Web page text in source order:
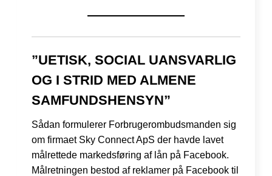
”UETISK, SOCIAL UANSVARLIG
OG I STRID MED ALMENE
SAMFUNDSHENSYN”
Sådan formulerer Forbrugerombudsmanden sig
om firmaet Sky Connect ApS der havde lavet
målrettede markedsføring af lån på Facebook.
Målretningen bestod af reklamer på Facebook til